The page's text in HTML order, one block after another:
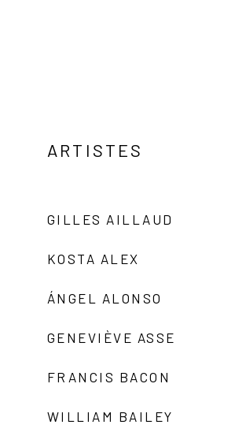
ARTISTES
GILLES AILLAUD
KOSTA ALEX
ÁNGEL ALONSO
GENEVIÈVE ASSE
FRANCIS BACON
WILLIAM BAILEY